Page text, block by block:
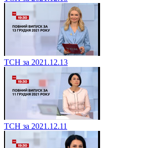
ТСН за 2021.12.13
ТСН за 2021.12.11